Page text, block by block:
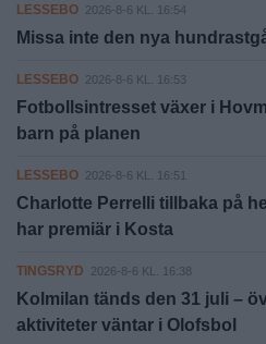
LESSEBO 2026-8-6 KL. 16:54
Missa inte den nya
LESSEBO 2026-8-6 KL. 16:53
Fotbollsintresset växer i
barn på planen
LESSEBO 2026-8-6 KL. 16:51
Charlotte Perrelli tillbaka på
har premiär i Kosta
TINGSRYD 2026-8-6 KL. 16:38
Kolmilan tänds den 31 juli –
aktiviteter väntar i Olofsbol